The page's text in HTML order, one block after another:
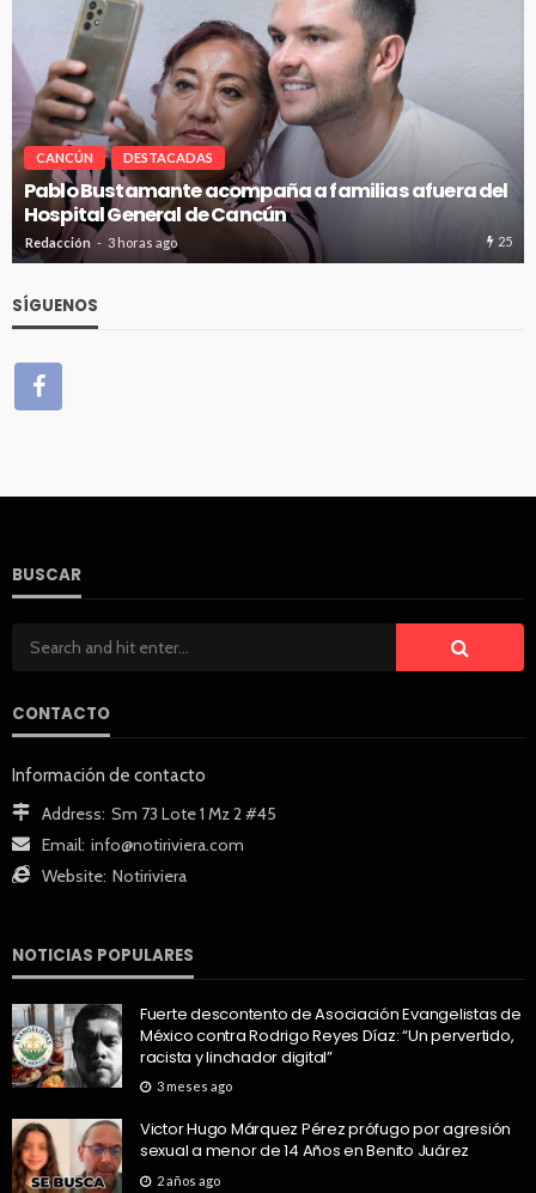
CANCÚN DESTACADAS
Pablo Bustamante acompaña a familias afuera del
Hospital General de Cancún
Redacción 3 horas ago 25
SÍGUENOS
BUSCAR
CONTACTO
Información de contacto
Address: Sm 73 Lote 1 Mz 2 #45
Email: info@notiriviera.com
Website: Notiriviera
NOTICIAS POPULARES
Fuerte descontento de Asociación Evangelistas de
México contra Rodrigo Reyes Díaz: “Un pervertido,
racista y linchador digital”
3 meses ago
Victor Hugo Márquez Pérez prófugo por agresión
sexual a menor de 14 Años en Benito Juárez
2 años ago